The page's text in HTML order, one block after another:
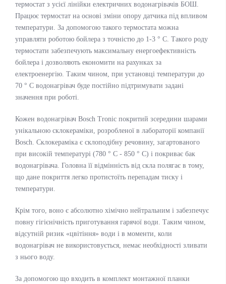
термостат з усієї лінійки електричних водонагрівачів БОШ.
Працює термостат на основі зміни опору датчика під впливом
температури. За допомогою такого термостата можна
управляти роботою бойлера з точністю до 1-3 ° С. Такого роду
термостати забезпечують максимальну енергоефективність
бойлера і дозволяють економити на рахунках за
електроенергію. Таким чином, при установці температури до
70 ° С водонагрівач буде постійно підтримувати задані
значення при роботі.
Кожен водонагрівач Bosch Tronic покритий зсередини шарами
унікальною склокераміки, розробленої в лабораторії компанії
Bosch. Склокераміка є склоподібну речовину, загартованого
при високій температурі (780 ° С - 850 ° С) і покриває бак
водонагрівача. Головна її відмінність від скла полягає в тому,
що дане покриття легко протистоїть перепадам тиску і
температури.
Крім того, воно є абсолютно хімічно нейтральним і забезпечує
повну гігієнічність приготування гарячої води. Таким чином,
відсутній ризик «цвітіння» води і в моменти, коли
водонагрівач не використовується, немає необхідності зливати
з нього воду.
За допомогою що входить в комплект монтажної планки